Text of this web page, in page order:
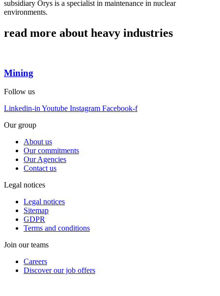
subsidiary Orys is a specialist in maintenance in nuclear
environments.
read more about heavy industries
Mining
Follow us
Linkedin-in Youtube Instagram Facebook-f
Our group
About us
Our commitments
Our Agencies
Contact us
Legal notices
Legal notices
Sitemap
GDPR
Terms and conditions
Join our teams
Careers
Discover our job offers